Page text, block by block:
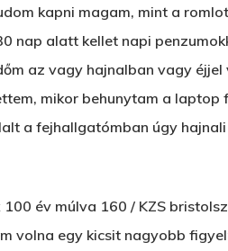
kapni magam, mint a
nap alatt kellet napi
az vagy hajnalban vagy éjjel
mikor behunytam a laptop
a fejhallgatómban úgy
év múlva 160 / KZS
volna egy kicsit nagyobb